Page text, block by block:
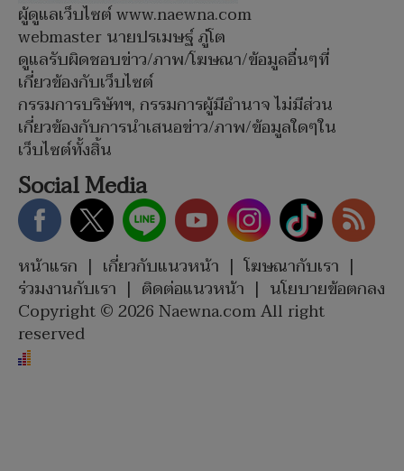
ผู้ดูแลเว็บไซต์ www.naewna.com
webmaster นายปรเมษฐ์ ภู่โต
ดูแลรับผิดชอบข่าว/ภาพ/โฆษณา/ข้อมูลอื่นๆที่
เกี่ยวข้องกับเว็บไซต์
กรรมการบริษัทฯ, กรรมการผู้มีอำนาจ ไม่มีส่วน
เกี่ยวข้องกับการนำเสนอข่าว/ภาพ/ข้อมูลใดๆใน
เว็บไซต์ทั้งสิ้น
Social Media
หน้าแรก | เกี่ยวกับแนวหน้า | โฆษณากับเรา |
ร่วมงานกับเรา | ติดต่อแนวหน้า | นโยบายข้อตกลง
Copyright © 2026 Naewna.com All right
reserved